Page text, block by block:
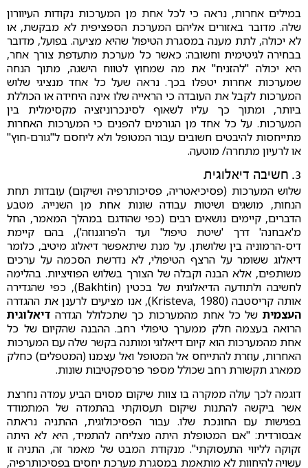
במילים אחרות, נראה כי לכל אחת מן המערכות נקודות העיוורון
שלה. מדובר באזורים אליהם המערכת הספציפית לא מבקשת, או
לא יכולה, לתת מענה במסגרת הטיפול שהיא מציעה. בפועל, מדובר
בבחירה לגיטימית וחשובה: כאשר כל מערכת מתעדפת צורך אחר,
היא יכולה "להזניח" את מה שמחוץ לטווח הישגה, מתוך הנחה
שמערכות אחרות יטפלו בכך. נראה שעל כל אחד מנציגי שלוש
המערכות לקבל את העובדה כי הראייה שלו אינה היחידה או הכוללת
ביותר, ומתוך כך עליו לשאוף לסינכרוניזציה מקסימלית בין
המערכות. על כל אחד מן הגורמים להפנים כי המערכות האחרות
מתייחסות להיבטים חשובים עבור המטופל ולא ליחסם ל"גורם-חוץ"
או לרעיון מתחרה/ מוטעה.
3. חשיבה דיאלוגית
שלוש המערכות (פסיכיאטריה, פסיכותרפיה ושיקום) עובדות תחת
הנחות, מושגים ושיטות עבודה שונות אחת מן השנייה. מטבע
הדברים, קיימים נושאים רבים (כפי שהודגם במהלך המאמר, החל
מ'אבחנה' דרך 'שיטת טיפול' ועד ה'פרוגנוזה'), בהם קיימת
דיס-הרמוניה בין שלושתן. על מנת שיתאפשר דיאלוג מיטיב, כלומר
דיאלוג ששומר על הרצף הטיפולי, לא נדרשת הסכמה על ערכים
משותפים, אלא הבנה וקבלה של הצורך בשלוש הפוזיציות. בהלימה
לחשיבה ולתודעה הדיאלוגית של בכטין (Bakhtin), כפי שהגדירה
אותה קריסטבה (Kristeva, 1980), אנו מציעים לרענן את ההגדרה
העצמית של כל אחת מהמערכות כך שתכלולל הגדרה דיאלוגית
הרואה בעצמה חלק ממערך טיפולי רחב. ההבנה שהקיום של כל
אחת מהמערכות הוא קיום דיאלוגי ומותנה בקשר שלה עם המערכות
האחרות, עוזרת להתייחס אל המטופל ואל עצמנו (המטפלים) כחלק
ממארג תקשורת רחב שכולל מספר פרספקטיבות שונות.
דוגמה לכך עולה ממקרה בו צוות שיקום מסוים הביע עמדה נחרצת
אשר ביקשה להתנות שיקום תעסוקתי בהתמדה של המתמודד
בפגישות עם החונכת שלו. עבור הפסיכולוגית, ההתניה נראתה
אבסורדית: "אם המטופלת היתה מצליחה להתמיד, היא לא היתה
זקוקה לליווי התעסוקתי". מנקודת המבט של מאמר זה, התניה זו
עשויה להיחוות לא מותאמת במסגרת מערכת יחסים בפסיכותרפיה,